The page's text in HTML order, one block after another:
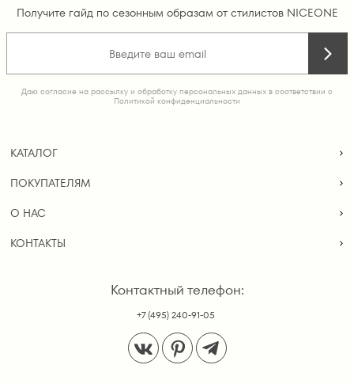
Получите гайд по сезонным образам от стилистов NICEONE
Даю согласие на рассылку и обработку персональных данных в соответствии с
Политикой конфиденциальности
КАТАЛОГ
ПОКУПАТЕЛЯМ
О НАС
КОНТАКТЫ
Контактный телефон:
+7 (495) 240-91-05